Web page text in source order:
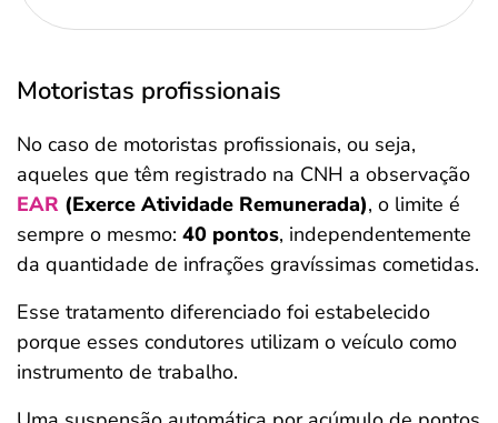
Motoristas profissionais
No caso de motoristas profissionais, ou seja,
aqueles que têm registrado na CNH a observação
EAR (Exerce Atividade Remunerada), o limite é
sempre o mesmo: 40 pontos, independentemente
da quantidade de infrações gravíssimas cometidas.
Esse tratamento diferenciado foi estabelecido
porque esses condutores utilizam o veículo como
instrumento de trabalho.